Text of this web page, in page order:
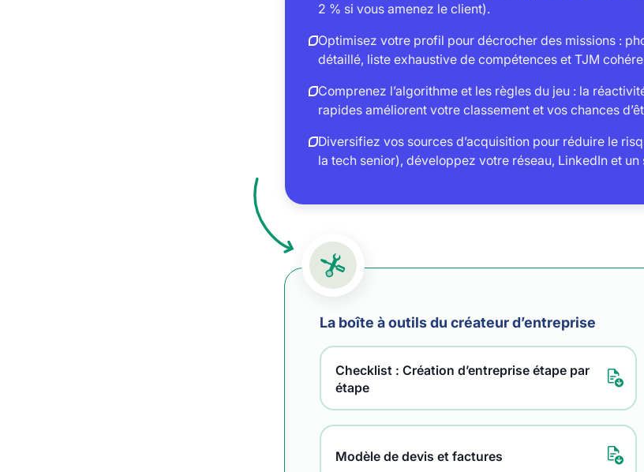
2 % si vous amenez le client).
Optimisez votre profil pour décrocher des missions :
détaillé, liste exhaustive de compétences et TJM
Comprenez l’algorithme et les règles du jeu : la
rapides améliorent votre classement et vos chances
Diversifiez vos sources d’acquisition pour réduire le
la tech senior), développez votre réseau, LinkedIn et
La boîte à outils du créateur d’entreprise
Checklist : Création d’entreprise étape par
étape
Modèle de devis et factures